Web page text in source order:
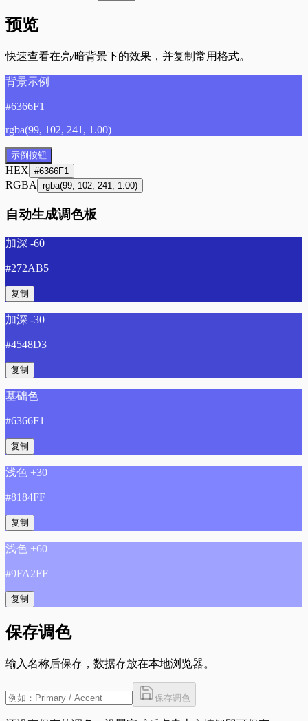
预览
快速查看在亮/暗背景下的效果，并复制常用格式。
背景示例
#6366F1
rgba(99, 102, 241, 1.00)
示例按钮
HEX #6366F1
RGBA rgba(99, 102, 241, 1.00)
自动生成调色板
加深 -60
#272AB5
复制
加深 -30
#4548D3
复制
基础色
#6366F1
复制
浅色 +30
#8184FF
复制
浅色 +60
#9FA2FF
复制
保存调色
输入名称后保存，数据存放在本地浏览器。
保存调色